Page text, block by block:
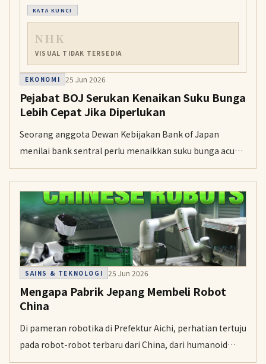
2028.KATA KUNCI
NHK
VISUAL TIDAK TERSEDIA
EKONOMI 25 Jun 2026
Pejabat BOJ Serukan Kenaikan Suku Bunga
Lebih Cepat Jika Diperlukan
Seorang anggota Dewan Kebijakan Bank of Japan
menilai bank sentral perlu menaikkan suku bunga acuan
setiap beberapa bulan setelah kenaikan bulan ini. Ia juga
mengatakan laju kenaikan bisa dipercepat tergantung
pada tren inflasi ke depan.
SAINS & TEKNOLOGI 25 Jun 2026
Mengapa Pabrik Jepang Membeli Robot
China
Di pameran robotika di Prefektur Aichi, perhatian tertuju
pada robot-robot terbaru dari China, dari humanoid
yang bisa bertinju hingga bot penyortir paket. Para